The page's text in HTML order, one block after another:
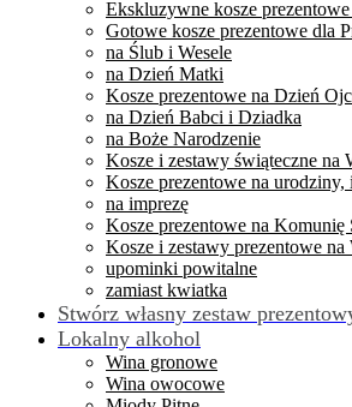
Ekskluzywne kosze
Gotowe kosze prezentowe dla
na Ślub i Wesele
na Dzień Matki
Kosze prezentowe na Dzień
na Dzień Babci i Dziadka
na Boże Narodzenie
Kosze i zestawy świąteczne na
Kosze prezentowe na
na imprezę
Kosze prezentowe na Komunię
Kosze i zestawy prezentowe na
upominki powitalne
zamiast kwiatka
Stwórz własny zestaw
Lokalny alkohol
Wina gronowe
Wina owocowe